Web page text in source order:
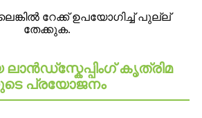
റേക്ക് ഉപയോഗിച്ച് പുല്ല്
തേക്കുക.
കൃത്രിമ
പ്രയോജനം